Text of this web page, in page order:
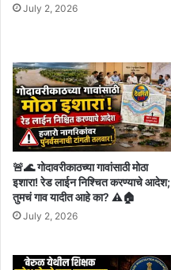
July 2, 2026
🚨🌊 गोदावरीकाठच्या गावांसाठी मोठा
इशारा! रेड लाईन निश्चित करण्याचे आदेश;
तुमचं गाव यादीत आहे का? ⚠️🏠
July 2, 2026